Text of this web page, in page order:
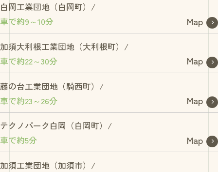
白岡工業団地（白岡町）/
車で約9～10分
Map
加須大利根工業団地（大利根町）/
車で約22～30分
Map
藤の台工業団地（騎西町）/
車で約23～26分
Map
テクノパーク白岡（白岡町）/
車で約5分
Map
加須工業団地（加須市）/